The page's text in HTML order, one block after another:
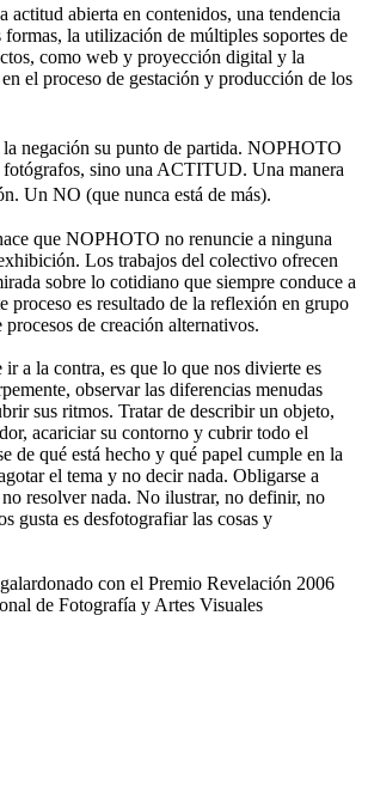
actitud abierta en contenidos, una tendencia
la utilización de múltiples soportes de
como web y proyección digital y la
el proceso de gestación y producción de los
negación su punto de partida. NOPHOTO
fotógrafos, sino una ACTITUD. Una manera
Un NO (que nunca está de más).
que NOPHOTO no renuncie a ninguna
Los trabajos del colectivo ofrecen
sobre lo cotidiano que siempre conduce a
proceso es resultado de la reflexión en grupo
de creación alternativos.
ir a la contra, es que lo que nos divierte es
observar las diferencias menudas
sus ritmos. Tratar de describir un objeto,
acariciar su contorno y cubrir todo el
de qué está hecho y qué papel cumple en la
el tema y no decir nada. Obligarse a
resolver nada. No ilustrar, no definir, no
gusta es desfotografiar las cosas y
con el Premio Revelación 2006
de Fotografía y Artes Visuales